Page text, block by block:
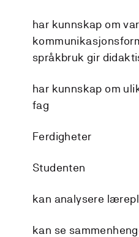
har kunnskap om
språkbruk gir
har kunnskap om
fag
Ferdigheter
Studenten
kan analysere
kan se